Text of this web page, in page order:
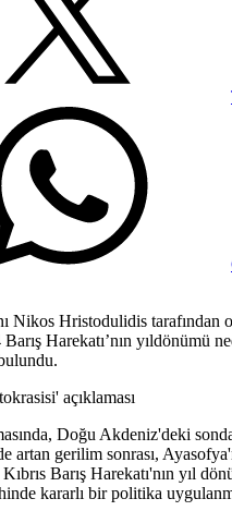
Nikos Hristodulidis tarafından
Barış Harekatı’nın yıldönümü
açıklaması
Doğu Akdeniz'deki
artan gerilim sonrası,
Barış Harekatı'nın yıl
kararlı bir politika